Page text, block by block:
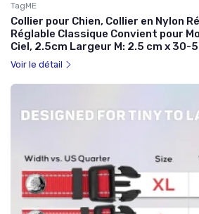
TagME
Collier pour Chien, Collier en Nylon
Réglable Classique Convient pour
Ciel, 2.5cm Largeur M: 2.5 cm x 30-
Voir le détail